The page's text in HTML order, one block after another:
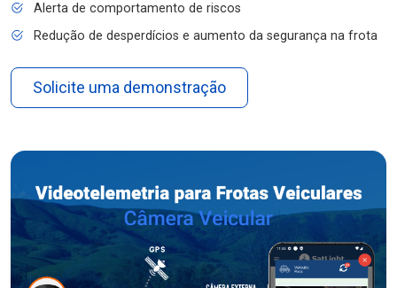
Alerta de comportamento de riscos
Redução de desperdícios e aumento da segurança na frota
Solicite uma demonstração